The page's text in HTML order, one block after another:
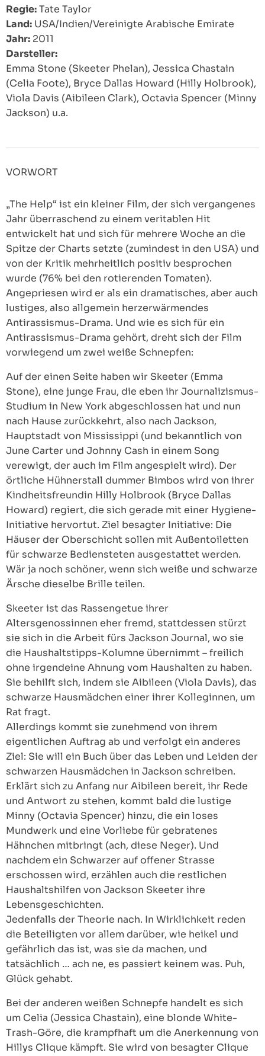
Regie:Tate Taylor
Land: USA/Indien/Vereinigte Arabische Emirate
Jahr: 2011
Darsteller:
Emma Stone (Skeeter Phelan), Jessica Chastain
(Celia Foote), Bryce Dallas Howard (Hilly Holbrook),
Viola Davis (Aibileen Clark), Octavia Spencer (Minny
Jackson) u.a.
VORWORT
„The Help“ ist ein kleiner Film, der sich vergangenes
Jahr überraschend zu einem veritablen Hit
entwickelt hat und sich für mehrere Woche an die
Spitze der Charts setzte (zumindest in den USA) und
von der Kritik mehrheitlich positiv besprochen
wurde (76% bei den rotierenden Tomaten).
Angepriesen wird er als ein dramatisches, aber auch
lustiges, also allgemein herzerwärmendes
Antirassismus-Drama. Und wie es sich für ein
Antirassismus-Drama gehört, dreht sich der Film
vorwiegend um zwei weiße Schnepfen:
Auf der einen Seite haben wir Skeeter (Emma
Stone), eine junge Frau, die eben ihr Journalizismus-
Studium in New York abgeschlossen hat und nun
nach Hause zurückkehrt, also nach Jackson,
Hauptstadt von Mississippi (und bekanntlich von
June Carter und Johnny Cash in einem Song
verewigt, der auch im Film angespielt wird). Der
örtliche Hühnerstall dummer Bimbos wird von ihrer
Kindheitsfreundin Hilly Holbrook (Bryce Dallas
Howard) regiert, die sich gerade mit einer Hygiene-
Initiative hervortut. Ziel besagter Initiative: Die
Häuser der Oberschicht sollen mit Außentoiletten
für schwarze Bediensteten ausgestattet werden.
Wär ja noch schöner, wenn sich weiße und schwarze
Ärsche dieselbe Brille teilen.
Skeeter ist das Rassengetue ihrer
Altersgenossinnen eher fremd, stattdessen stürzt
sie sich in die Arbeit fürs Jackson Journal, wo sie
die Haushaltstipps-Kolumne übernimmt – freilich
ohne irgendeine Ahnung vom Haushalten zu haben.
Sie behilft sich, indem sie Aibileen (Viola Davis), das
schwarze Hausmädchen einer ihrer Kolleginnen, um
Rat fragt.
Allerdings kommt sie zunehmend von ihrem
eigentlichen Auftrag ab und verfolgt ein anderes
Ziel: Sie will ein Buch über das Leben und Leiden der
schwarzen Hausmädchen in Jackson schreiben.
Erklärt sich zu Anfang nur Aibileen bereit, ihr Rede
und Antwort zu stehen, kommt bald die lustige
Minny (Octavia Spencer) hinzu, die ein loses
Mundwerk und eine Vorliebe für gebratenes
Hähnchen mitbringt (ach, diese Neger). Und
nachdem ein Schwarzer auf offener Strasse
erschossen wird, erzählen auch die restlichen
Haushaltshilfen von Jackson Skeeter ihre
Lebensgeschichten.
Jedenfalls der Theorie nach. In Wirklichkeit reden
die Beteiligten vor allem darüber, wie heikel und
gefährlich das ist, was sie da machen, und
tatsächlich … ach ne, es passiert keinem was. Puh,
Glück gehabt.
Bei der anderen weißen Schnepfe handelt es sich
um Celia (Jessica Chastain), eine blonde White-
Trash-Göre, die krampfhaft um die Anerkennung von
Hillys Clique kämpft. Sie wird von besagter Clique